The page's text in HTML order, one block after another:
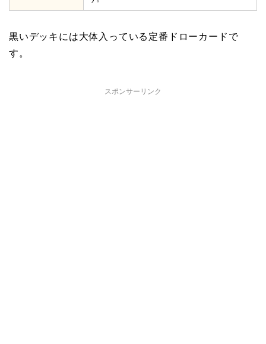
黒いデッキには大体入っている定番ドローカードで
す。
スポンサーリンク